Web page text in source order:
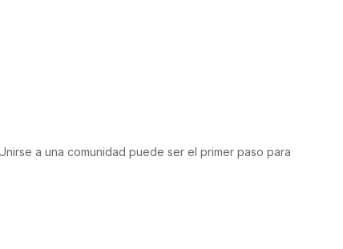
a una comunidad puede ser el primer paso para